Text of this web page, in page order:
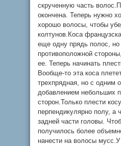
скрученную часть
окончена. Теперь нужно
хорошо волосы, чтобы
колтунов.Коса
еще одну прядь полос, но
противоположной
ее. Теперь начинать
Вообще-то эта коса
трехпрядная, но с одним
добавлением небольших
сторон.Только плести
перпендикулярно полу, а
задней части головы.
получилось более
нанести на волосы